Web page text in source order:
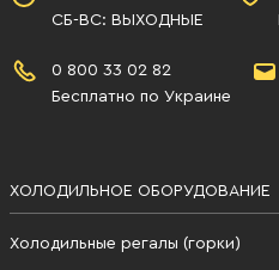
СБ-ВС: ВЫХОДНЫЕ
0 800 33 02 82
Бесплатно по Украине
ХОЛОДИЛЬНОЕ ОБОРУДОВАНИЕ
Холодильные регалы (горки)